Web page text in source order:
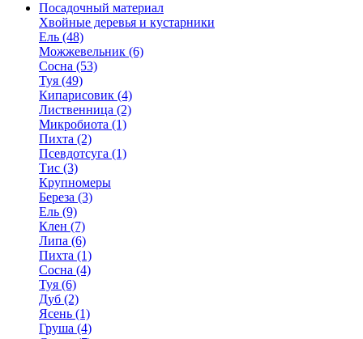
Посадочный материал
Хвойные деревья и кустарники
Ель (48)
Можжевельник (6)
Сосна (53)
Туя (49)
Кипарисовик (4)
Лиственница (2)
Микробиота (1)
Пихта (2)
Псевдотсуга (1)
Тис (3)
Крупномеры
Береза (3)
Ель (9)
Клен (7)
Липа (6)
Пихта (1)
Сосна (4)
Туя (6)
Дуб (2)
Ясень (1)
Груша (4)